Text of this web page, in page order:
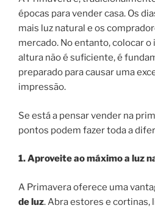
épocas para vender casa. Os
mais luz natural e os
mercado. No entanto, colocar
altura não é suficiente, é
preparado para causar uma
impressão.
Se está a pensar vender na
pontos podem fazer toda a
1. Aproveite ao máximo a luz
A Primavera oferece uma
de luz. Abra estores e cortinas,